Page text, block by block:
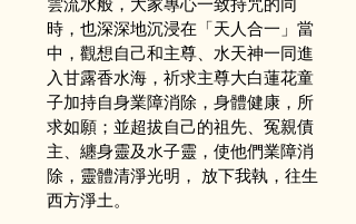
雲流水般，大家專心一致持咒的同
時，也深深地沉浸在「天人合一」當
中，觀想自己和主尊、水天神一同進
入甘露香水海，祈求主尊大白蓮花童
子加持自身業障消除，身體健康，所
求如願；並超拔自己的祖先、冤親債
主、纏身靈及水子靈，使他們業障消
除，靈體清淨光明， 放下我執，往生
西方淨土。